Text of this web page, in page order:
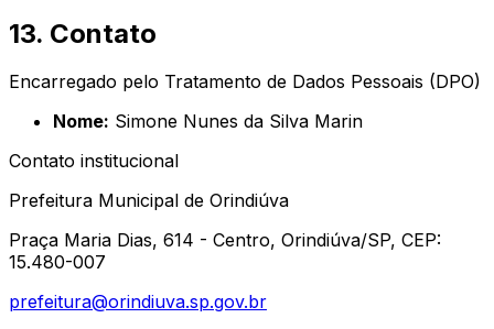
13. Contato
Encarregado pelo Tratamento de Dados Pessoais (DPO)
Nome: Simone Nunes da Silva Marin
Contato institucional
Prefeitura Municipal de Orindiúva
Praça Maria Dias, 614 - Centro, Orindiúva/SP, CEP:
15.480-007
prefeitura@orindiuva.sp.gov.br